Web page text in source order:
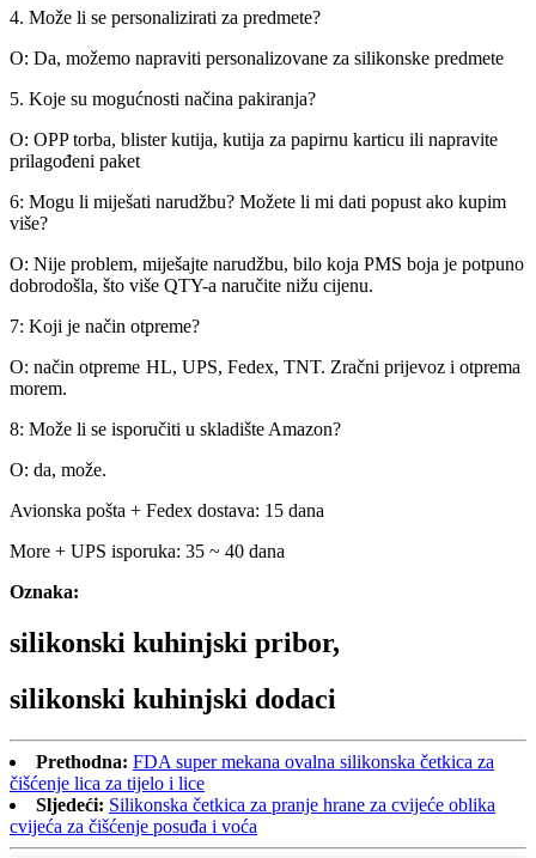
4. Može li se personalizirati za predmete?
O: Da, možemo napraviti personalizovane za silikonske predmete
5. Koje su mogućnosti načina pakiranja?
O: OPP torba, blister kutija, kutija za papirnu karticu ili napravite
prilagođeni paket
6: Mogu li miješati narudžbu? Možete li mi dati popust ako kupim
više?
O: Nije problem, miješajte narudžbu, bilo koja PMS boja je potpuno
dobrodošla, što više QTY-a naručite nižu cijenu.
7: Koji je način otpreme?
O: način otpreme HL, UPS, Fedex, TNT. Zračni prijevoz i otprema
morem.
8: Može li se isporučiti u skladište Amazon?
O: da, može.
Avionska pošta + Fedex dostava: 15 dana
More + UPS isporuka: 35 ~ 40 dana
Oznaka:
silikonski kuhinjski pribor,
silikonski kuhinjski dodaci
Prethodna: FDA super mekana ovalna silikonska četkica za
čišćenje lica za tijelo i lice
Sljedeći: Silikonska četkica za pranje hrane za cvijeće oblika
cvijeća za čišćenje posuđa i voća